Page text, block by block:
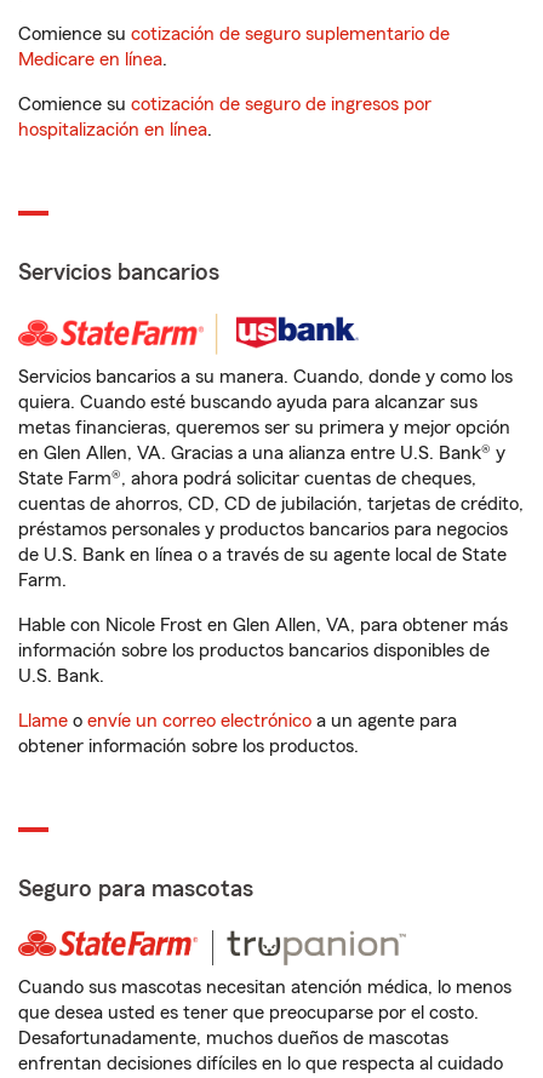
Comience su cotización de seguro suplementario de
Medicare en línea.
Comience su cotización de seguro de ingresos por
hospitalización en línea.
Servicios bancarios
Servicios bancarios a su manera. Cuando, donde y como los
quiera. Cuando esté buscando ayuda para alcanzar sus
metas financieras, queremos ser su primera y mejor opción
en Glen Allen, VA. Gracias a una alianza entre U.S. Bank® y
State Farm®, ahora podrá solicitar cuentas de cheques,
cuentas de ahorros, CD, CD de jubilación, tarjetas de crédito,
préstamos personales y productos bancarios para negocios
de U.S. Bank en línea o a través de su agente local de State
Farm.
Hable con Nicole Frost en Glen Allen, VA, para obtener más
información sobre los productos bancarios disponibles de
U.S. Bank.
Llame o envíe un correo electrónico a un agente para
obtener información sobre los productos.
Seguro para mascotas
Cuando sus mascotas necesitan atención médica, lo menos
que desea usted es tener que preocuparse por el costo.
Desafortunadamente, muchos dueños de mascotas
enfrentan decisiones difíciles en lo que respecta al cuidado